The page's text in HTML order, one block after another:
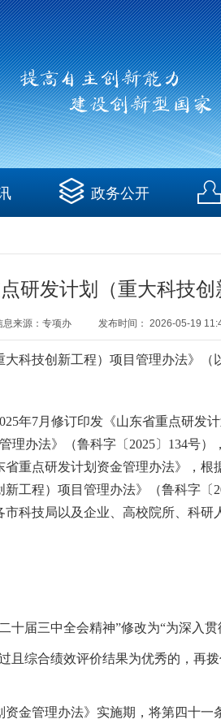
政务公开
研发计划（重大科技创
息来源： 专项办 发布时间： 2026-05-19
科技创新工程）项目管理办法》（
年7月修订印发《山东省重点研发
理办法》（鲁科字〔2025〕134号
重点研发计划资金管理办法》，
工程）项目管理办法》（鲁科字
科技局以及企业、高校院所、科
十届三中全会精神”修改为“为深入
且综合绩效评价结果为优秀的，再
金管理办法》实施期，将第四十一